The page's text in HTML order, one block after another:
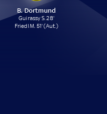
B. Dortmund
Guirassy S. 28'
Friedl M. 51' (Aut.)